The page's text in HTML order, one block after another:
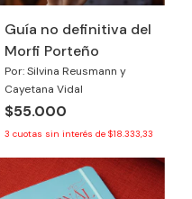
Guía no definitiva del
Morfi Porteño
Por: Silvina Reusmann y
Cayetana Vidal
$55.000
3 cuotas sin interés de $18.333,33